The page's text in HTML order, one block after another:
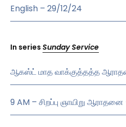
English – 29/12/24
In series Sunday Service
ஆகஸ்ட் மாத வாக்குத்தத்த
9 AM – சிறப்பு ஞாயிறு